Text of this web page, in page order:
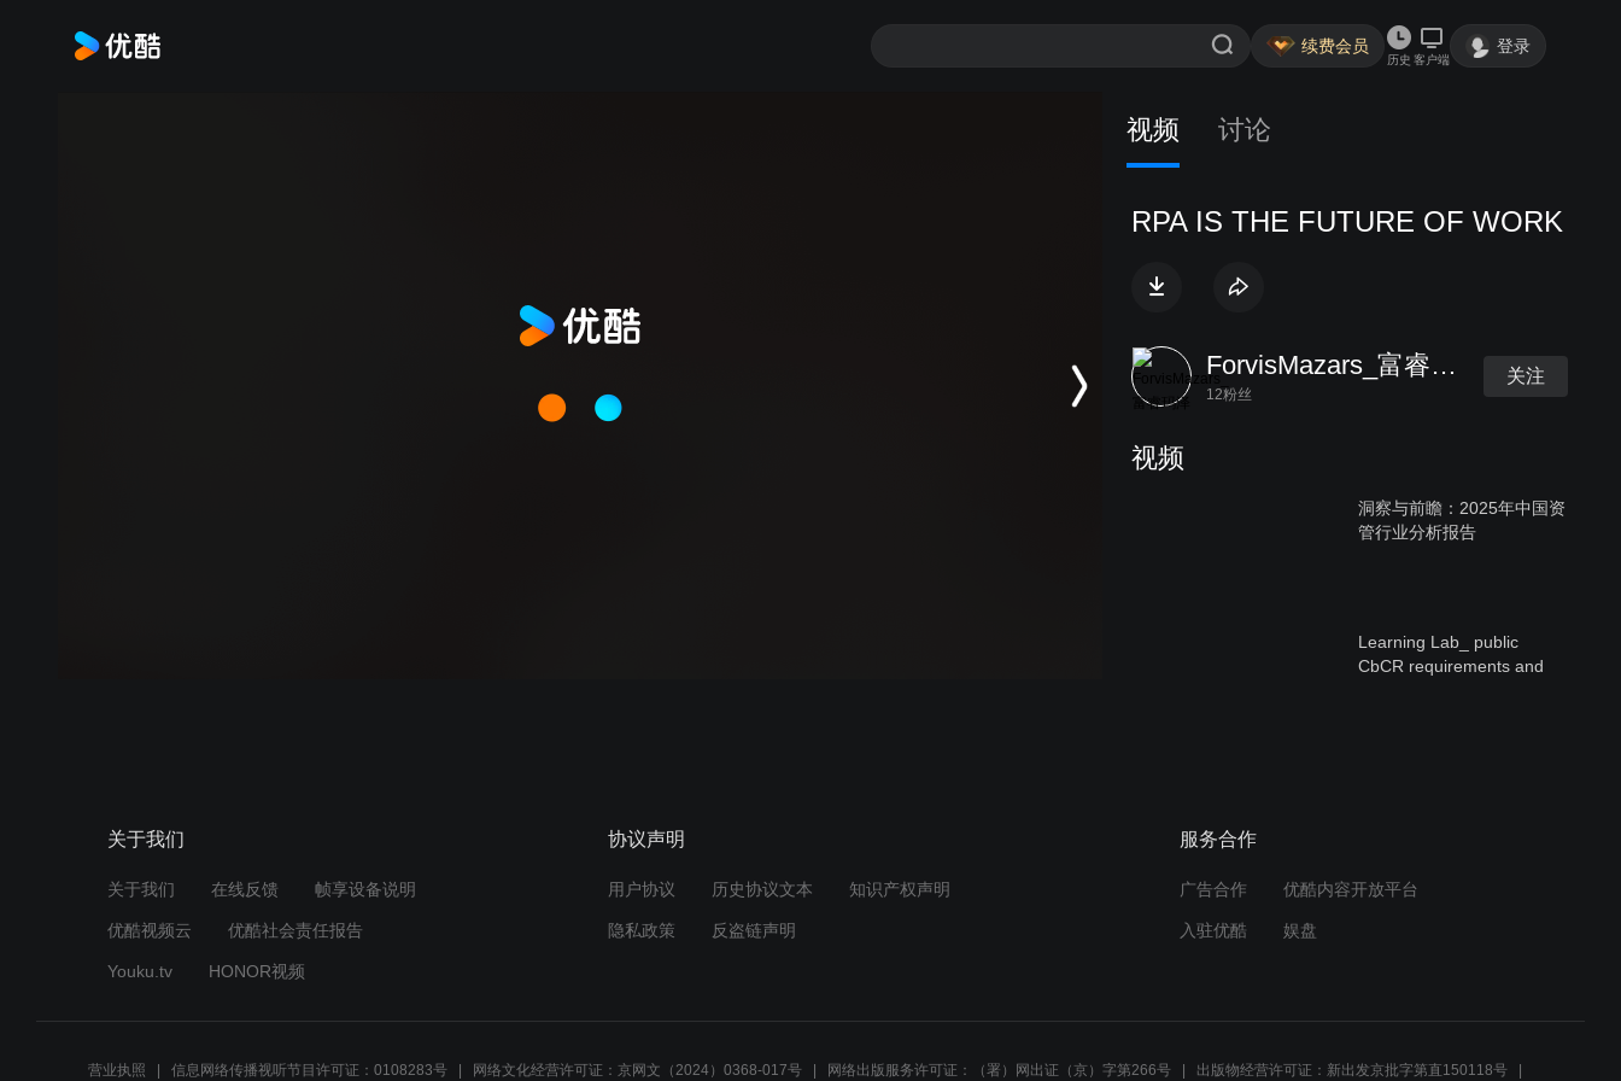
续费会员
历史 客户端
登录
视频 讨论
RPA IS THE FUTURE OF WORK
ForvisMazars_富睿玛泽
12粉丝
关注
视频
洞察与前瞻：2025年中国资
管行业分析报告
Learning Lab_ public
CbCR requirements and
Entry and Operational
关于我们
关于我们 在线反馈 帧享设备说明
优酷视频云 优酷社会责任报告
Youku.tv HONOR视频
协议声明
用户协议 历史协议文本 知识产权声明
隐私政策 反盗链声明
服务合作
广告合作 优酷内容开放平台
入驻优酷 娱盘
营业执照 信息网络传播视听节目许可证：0108283号 网络文化经营许可证：京网文（2024）0368-017号 网络出版服务许可证：（署）网出证（京）字第266号 出版物经营许可证：新出发京批字第直150118号